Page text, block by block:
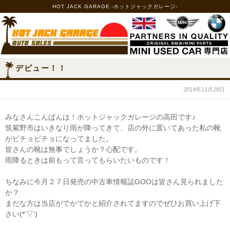
HOT JACK GARAGE -ホットジャックガレージ-
デビュー！！
2014年11月28日
みなさんこんばんは！ホットジャックガレージの高田です♪
筑紫野市はいきなり雨が降ってきて、店の外に置いてあった私の靴
がビチョビチョになってました。
皆さんの靴は無事でしょうか？心配です。
雨降るときは前もって言ってもらいたいものです！
ちなみに今月２７日発売の中古車情報誌GOOは皆さん見られました
か？
まだな方は当店がでかでかと紹介されてますのでぜひお買い上げ下
さい(*’▽’)